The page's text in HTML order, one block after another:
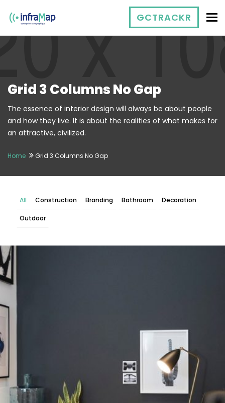
GCTRACKR
Grid 3 Columns No Gap
The essence of interior design will always be about people
and how they live. It is about the realities of what makes for
an attractive, civilized.
Home Grid 3 Columns No Gap
All Construction Branding Bathroom Decoration
Outdoor